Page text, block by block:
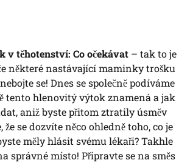
těhotenství: Co očekávat – tak to je
některé nastávající maminky trošku
se! Dnes se společně podíváme
tento hlenovitý výtok znamená a jak
aniž byste přitom ztratily úsměv
že se dozvíte něco ohledně toho, co je
měly hlásit svému lékaři? Takhle
správné místo! Připravte se na směs